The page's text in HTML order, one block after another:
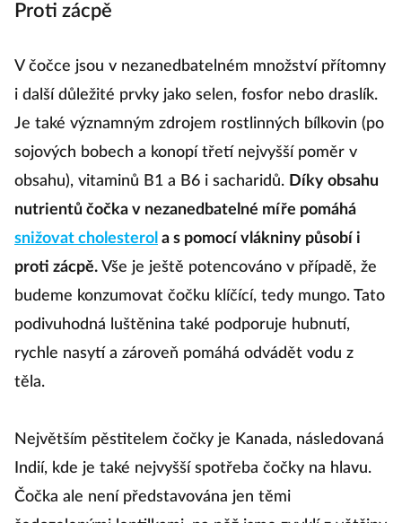
Proti zácpě
V čočce jsou v nezanedbatelném množství přítomny
i další důležité prvky jako selen, fosfor nebo draslík.
Je také významným zdrojem rostlinných bílkovin (po
sojových bobech a konopí třetí nejvyšší poměr v
obsahu), vitaminů B1 a B6 i sacharidů. Díky obsahu
nutrientů čočka v nezanedbatelné míře pomáhá
snižovat cholesterol a s pomocí vlákniny působí i
proti zácpě. Vše je ještě potencováno v případě, že
budeme konzumovat čočku klíčící, tedy mungo. Tato
podivuhodná luštěnina také podporuje hubnutí,
rychle nasytí a zároveň pomáhá odvádět vodu z
těla.
Největším pěstitelem čočky je Kanada, následovaná
Indií, kde je také nejvyšší spotřeba čočky na hlavu.
Čočka ale není představována jen těmi